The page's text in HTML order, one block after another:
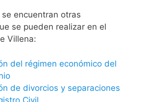
encuentran otras
se pueden realizar en el
Villena:
del régimen económico del
de divorcios y separaciones
Civil